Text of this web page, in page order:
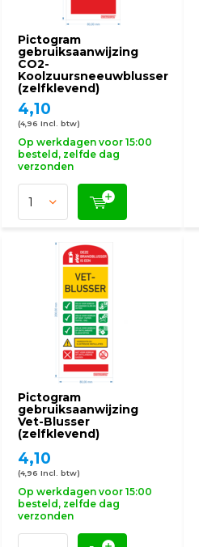
Pictogram
gebruiksaanwijzing
CO2-
Koolzuursneeuwblusser
(zelfklevend)
4,10
(4,96 Incl. btw)
Op werkdagen voor 15:00
besteld, zelfde dag
verzonden
Pictogram
gebruiksaanwijzing
Vet-Blusser
(zelfklevend)
4,10
(4,96 Incl. btw)
Op werkdagen voor 15:00
besteld, zelfde dag
verzonden